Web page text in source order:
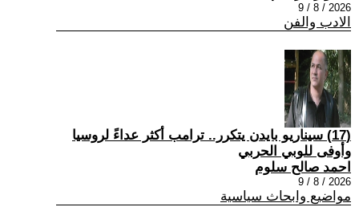
2026 / 8 / 9
الادب والفن
(17) سيناريو بايدن يتكرر.. ترامب أكثر عداءً لروسيا
وأوفى للوبي الحربي
احمد صالح سلوم
2026 / 8 / 9
مواضيع وابحاث سياسية